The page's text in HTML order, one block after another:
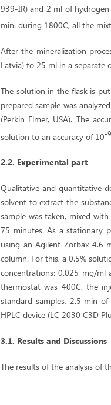
939-IR) and 2 ml of hydrogen
min. during 1800C, all the
After the mineralization
Latvia) to 25 ml in a separate
The solution in the flask is
prepared sample was
(Perkin Elmer, USA). The
solution to an accuracy of 10-9
2.2. Experimental part
Qualitative and quantitative
solvent to extract the
sample was taken, mixed
75 minutes. As a stationary
using an Agilent Zorbax 4.6
column. For this, a 0.5%
concentrations: 0.025 mg/
thermostat was 400C, the
standard samples, 2.5 min
HPLC device (LC 2030 C3D
3.1. Results and Discussions
The results of the analysis of